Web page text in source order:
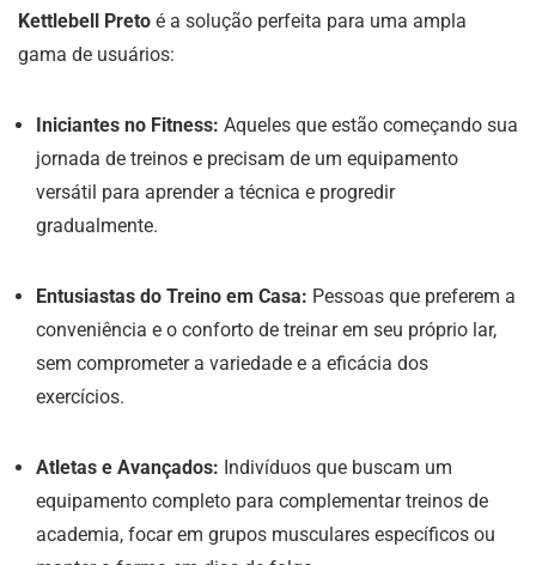
Kettlebell Preto é a solução perfeita para uma ampla
gama de usuários:
Iniciantes no Fitness: Aqueles que estão começando sua
jornada de treinos e precisam de um equipamento
versátil para aprender a técnica e progredir
gradualmente.
Entusiastas do Treino em Casa: Pessoas que preferem a
conveniência e o conforto de treinar em seu próprio lar,
sem comprometer a variedade e a eficácia dos
exercícios.
Atletas e Avançados: Indivíduos que buscam um
equipamento completo para complementar treinos de
academia, focar em grupos musculares específicos ou